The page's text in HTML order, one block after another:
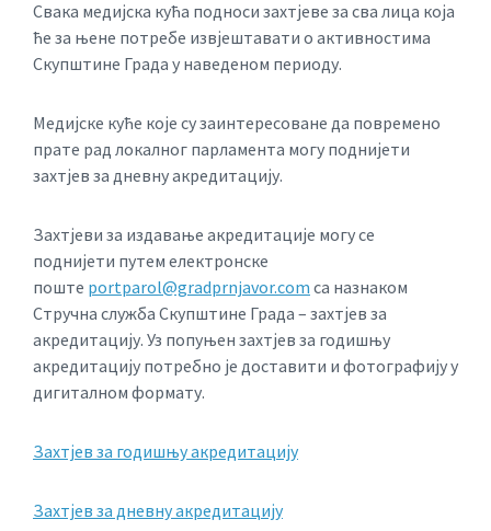
Свака медијска кућа подноси захтјеве за сва лица која
ће за њене потребе извјештавати о активностима
Скупштине Града у наведеном периоду.
Медијске куће које су заинтересоване да повремено
прате рад локалног парламента могу поднијети
захтјев за дневну акредитацију.
Захтјеви за издавање акредитације могу се
поднијети путем електронске
поште portparol@gradprnjavor.com са назнаком
Стручна служба Скупштине Града – захтјев за
акредитацију. Уз попуњен захтјев за годишњу
акредитацију потребно је доставити и фотографију у
дигиталном формату.
Захтјев за годишњу акредитацију
Захтјев за дневну акредитацију